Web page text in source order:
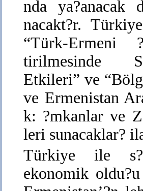
nda ya?anacak
nacakt?r.
“Türk-Ermeni
tirilmesinde
Etkileri” ve
ve Ermenistan
k: ?mkanlar ve
leri sunacaklar?
Türkiye ile
ekonomik